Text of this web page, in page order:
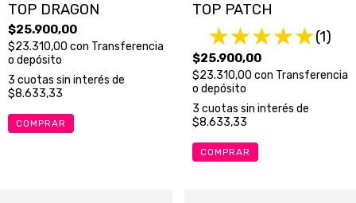
TOP DRAGON
$25.900,00
$23.310,00 con Transferencia
o depósito
3 cuotas sin interés de
$8.633,33
COMPRAR
TOP PATCH
(1)
$25.900,00
$23.310,00 con Transferencia
o depósito
3 cuotas sin interés de
$8.633,33
COMPRAR